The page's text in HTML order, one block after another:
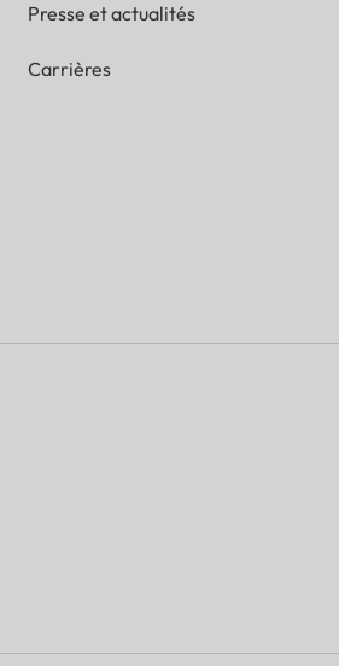
Presse et actualités
Carrières